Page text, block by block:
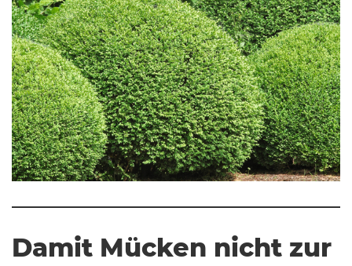
Damit Mücken nicht zur